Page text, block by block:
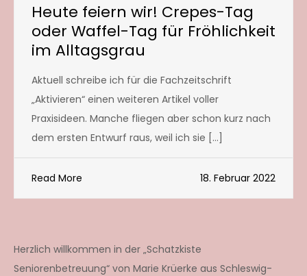
Heute feiern wir! Crepes-Tag
oder Waffel-Tag für Fröhlichkeit
im Alltagsgrau
Aktuell schreibe ich für die Fachzeitschrift
„Aktivieren“ einen weiteren Artikel voller
Praxisideen. Manche fliegen aber schon kurz nach
dem ersten Entwurf raus, weil ich sie […]
Read More 18. Februar 2022
Herzlich willkommen in der „Schatzkiste
Seniorenbetreuung“ von Marie Krüerke aus Schleswig-